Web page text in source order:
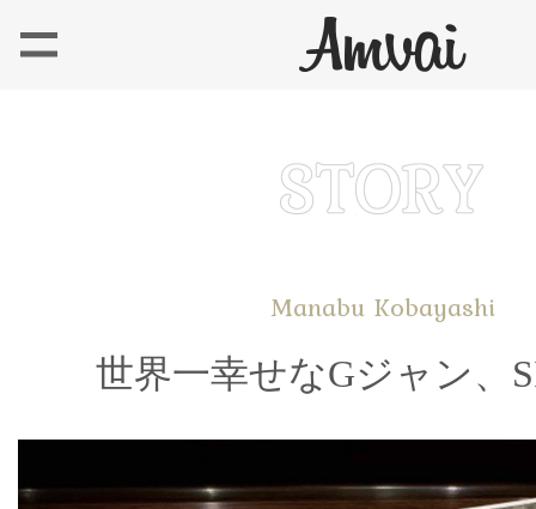
Manabu Kobayashi
世界一幸せなGジャン、